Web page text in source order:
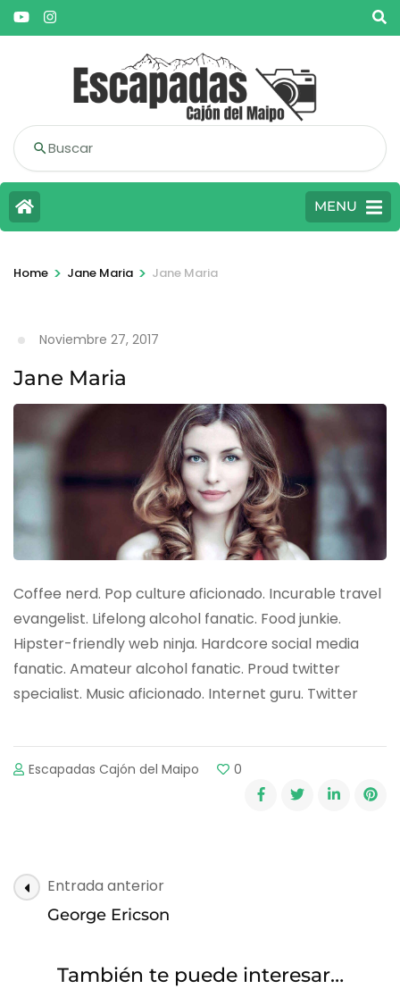
Buscar
MENU
Home > Jane Maria > Jane Maria
Noviembre 27, 2017
Jane Maria
Coffee nerd. Pop culture aficionado. Incurable travel
evangelist. Lifelong alcohol fanatic. Food junkie.
Hipster-friendly web ninja. Hardcore social media
fanatic. Amateur alcohol fanatic. Proud twitter
specialist. Music aficionado. Internet guru. Twitter
Escapadas Cajón del Maipo 0
Post
Navigation
Entrada anterior
George Ericson
También te puede interesar…